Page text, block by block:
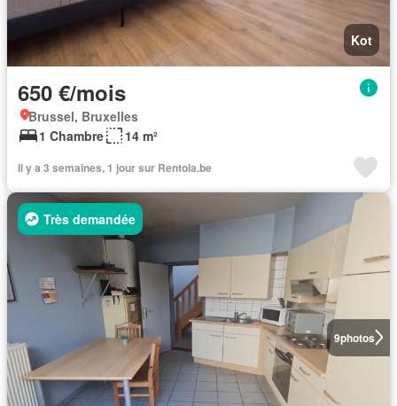
Kot
650 €/mois
Brussel, Bruxelles
1 Chambre
14 m²
Il y a 3 semaines, 1 jour sur Rentola.be
9photos
Très demandée